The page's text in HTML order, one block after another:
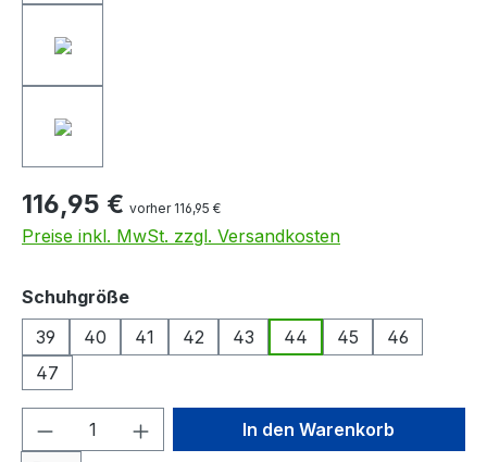
116,95 € vorher 116,95 €
Preise inkl. MwSt. zzgl. Versandkosten
Schuhgrößeauswählen
39
40 41 42 43 44 45
46
47
Produkt Anzahl: Gib denIn den Warenkorb